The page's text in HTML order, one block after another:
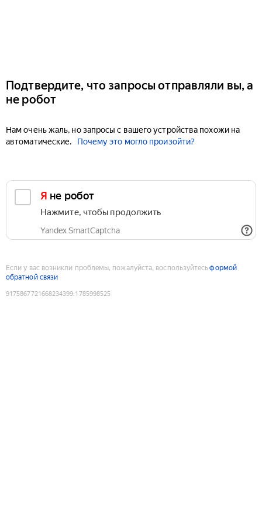
Подтвердите, что запросы отправляли вы, а
не робот
Нам очень жаль, но запросы с вашего устройства похожи на
автоматические.
Почему это могло произойти?
Я не робот
Нажмите, чтобы продолжить
Yandex SmartCaptcha
Если у вас возникли проблемы, пожалуйста, воспользуйтесьформой
обратной связи
9175867721668234399:1785998525